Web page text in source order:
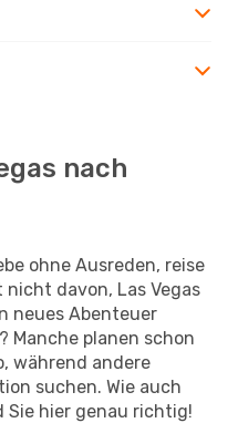
nach
ohne Ausreden, reise
nicht davon, Las Vegas
neues Abenteuer
Manche planen schon
während andere
suchen. Wie auch
Sie hier genau richtig!